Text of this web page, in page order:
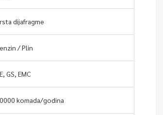
dijafragme
/ Plin
GS, EMC
komada/godina